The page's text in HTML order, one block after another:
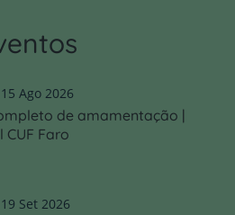
15 Ago 2026
de amamentação |
Faro
19 Set 2026